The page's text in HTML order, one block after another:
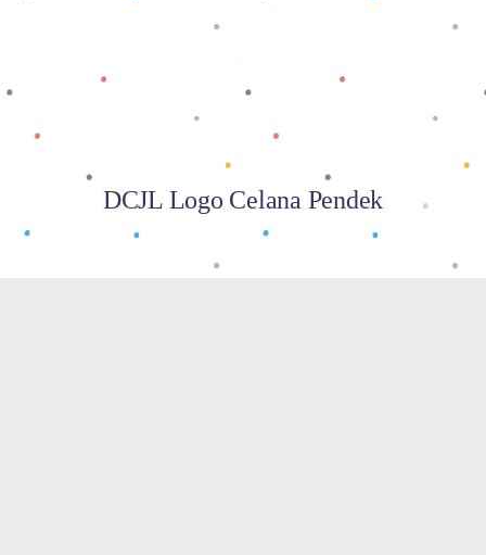
DCJL Logo Celana Pendek